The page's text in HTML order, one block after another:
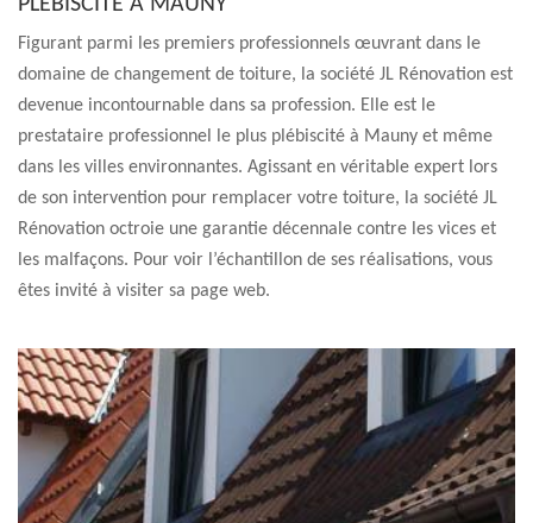
PLÉBISCITÉ À MAUNY
Figurant parmi les premiers professionnels œuvrant dans le
domaine de changement de toiture, la société JL Rénovation est
devenue incontournable dans sa profession. Elle est le
prestataire professionnel le plus plébiscité à Mauny et même
dans les villes environnantes. Agissant en véritable expert lors
de son intervention pour remplacer votre toiture, la société JL
Rénovation octroie une garantie décennale contre les vices et
les malfaçons. Pour voir l’échantillon de ses réalisations, vous
êtes invité à visiter sa page web.